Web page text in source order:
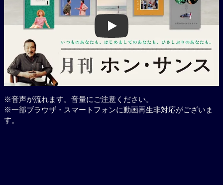
Play
※音声が流れます。音量にご注意ください。
※一部ブラウザ・スマートフォンに動画再生非対応がございま
す。